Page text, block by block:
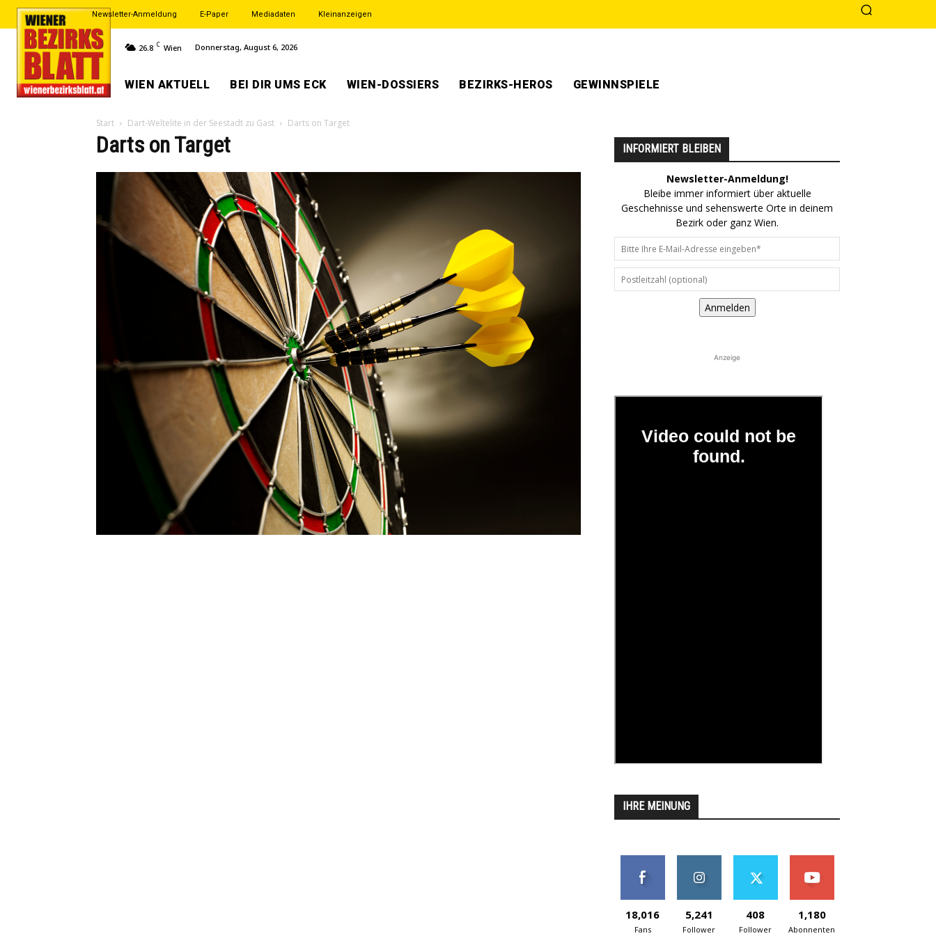
Newsletter-Anmeldung E-Paper Mediadaten Kleinanzeigen
26.8 C Wien Donnerstag, August 6, 2026
WIEN AKTUELL BEI DIR UMS ECK WIEN-DOSSIERS BEZIRKS-HEROS GEWINNSPIELE
Start Dart-Weltelite in der Seestadt zu Gast Darts on Target
Darts on Target INFORMIERT BLEIBEN
Newsletter-Anmeldung!
Bleibe immer informiert über aktuelle
Geschehnisse und sehenswerte Orte in deinem
Bezirk oder ganz Wien.
Anmelden
Anzeige
IHRE MEINUNG
18,016
Fans
5,241
Follower
408
Follower
1,180
Abonnenten